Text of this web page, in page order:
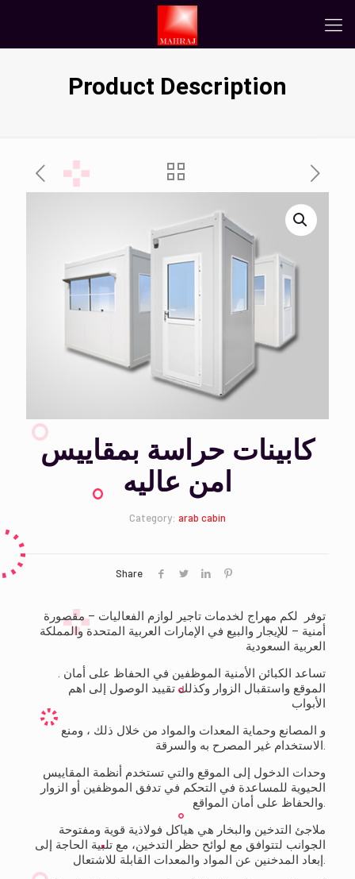
Product Description
كابينات حراسة بمقاييس
امن عاليه
Category: arab cabin
Share
توفر لكم مهراج لخدمات تاجير لوازم الفعاليات – مقصورة
أمنية – للإيجار والبيع في الإمارات العربية المتحدة والمملكة
العربية السعودية
. تساعد الكبائن الأمنية الموظفين في الحفاظ على أمان
الموقع واستقبال الزوار وكذلك تقييد الوصول إلى اهم
الأبواب
و المصانع وحماية المعدات والمواد من خلال ذلك ، ومنع
الاستخدام غير المصرح به والسرقة.
الحيوية للمساعدة في التحكم في تدفق الموظفين أو الزوار
والحفاظ على أمان المواقع.
الجوانب لتتوافق مع لوائح حظر التدخين، مع تلبية الحاجة إلى
إبعاد المدخنين عن المواد والمعدات القابلة للاشتعال.